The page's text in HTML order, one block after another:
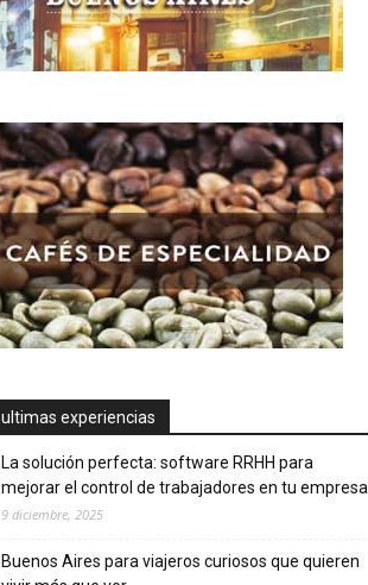
ultimas experiencias
La solución perfecta: software RRHH para
mejorar el control de trabajadores en tu empresa
9 diciembre, 2025
Buenos Aires para viajeros curiosos que quieren